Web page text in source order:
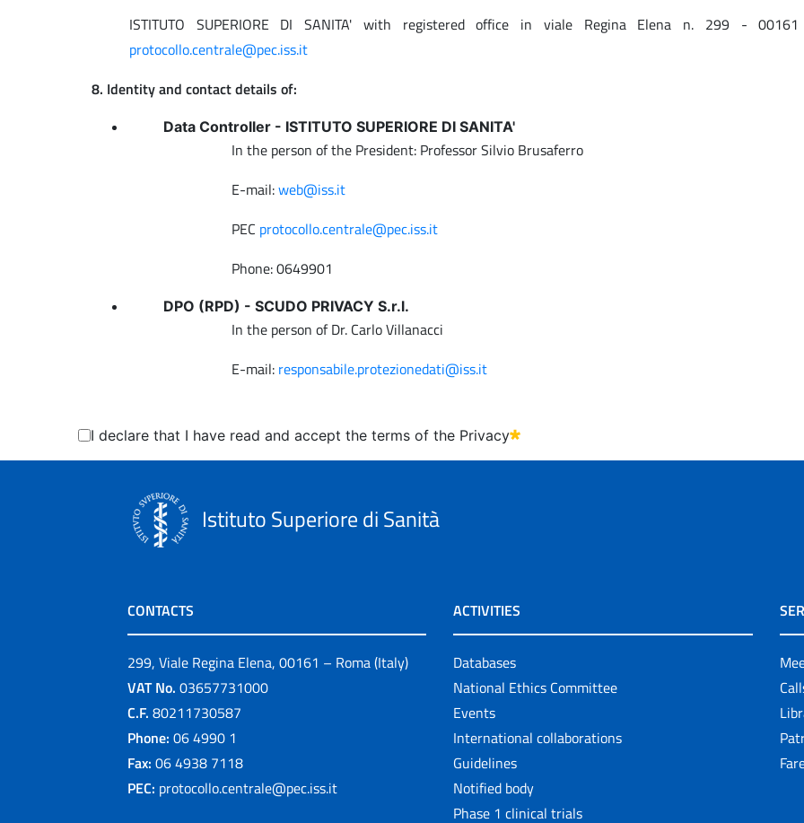
ISTITUTO SUPERIORE DI SANITA' with registered office in viale Regina Elena n. 299 - 00161
protocollo.centrale@pec.iss.it
8. Identity and contact details of:
Data Controller - ISTITUTO SUPERIORE DI SANITA'
In the person of the President: Professor Silvio Brusaferro
E-mail:web@iss.it
PEC protocollo.centrale@pec.iss.it
Phone: 0649901
DPO (RPD) - SCUDO PRIVACY S.r.l.
In the person of Dr. Carlo Villanacci
E-mail: responsabile.protezionedati@iss.it
I declare that I have read and accept the terms of the Privacy
Required
Istituto Superiore di Sanità
CONTACTS
299, Viale Regina Elena, 00161 – Roma (Italy)
VAT No. 03657731000
C.F. 80211730587
Phone: 06 4990 1
Fax: 06 4938 7118
PEC: protocollo.centrale@pec.iss.it
ACTIVITIES
Databases
National Ethics Committee
Events
International collaborations
Guidelines
Notified body
Phase 1 clinical trials